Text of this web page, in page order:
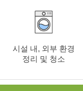
시설 내, 외부 환경
정리 및 청소